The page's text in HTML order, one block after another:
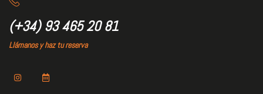
(+34) 93 465 20 81
Llámanos y haz tu reserva